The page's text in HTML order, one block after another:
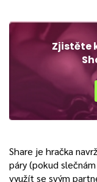
Zjistěte
Share je hračka
páry (pokud
využít se svým